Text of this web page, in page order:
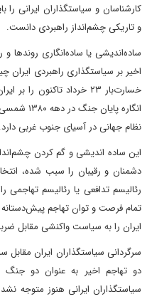
کارشناسان و سیاستگذاران ایرانی
و تاریکی چشم‌انداز راهبردی دانست.
ساده‌اندیشی یا ساده‌انگاری
اخیر بر سیاستگذاری راهبردی
خسارت‌بار ۲۳ خرداد
انگاره
نظام جهانی در آسیای جنوب غربی دارد.
این ساده اندیشی و گم کردن
دشمنان و رقیبان را سبب شده،
رئالیسم تدافعی یا رئالیسم
تمام فرصت‌ و توان تهاجم پیش‌دستانه
ایران را به سیاست واکنشی مقابل
سرگردانی سیاستگذاران ایران